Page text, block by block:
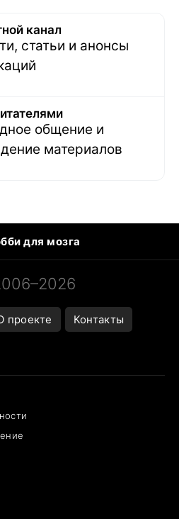
канал
статьи и анонсы
общение и
материалов
для мозга
в океанариуме
проекте Контакты